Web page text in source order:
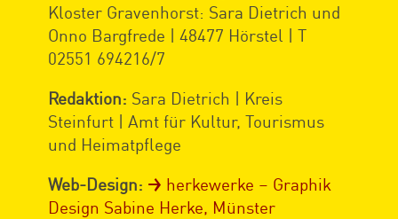
Kloster Gravenhorst: Sara Dietrich und
Onno Bargfrede | 48477 Hörstel | T
02551 694216/7
Redaktion: Sara Dietrich | Kreis
Steinfurt | Amt für Kultur, Tourismus
und Heimatpflege
Web-Design:
herkewerke – Graphik
Design Sabine Herke, Münster